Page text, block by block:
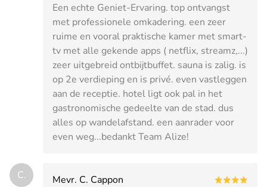
Een echte Geniet-Ervaring. top ontvangst
met professionele omkadering. een zeer
ruime en vooral praktische kamer met smart-
tv met alle gekende apps ( netflix, streamz,...)
zeer uitgebreid ontbijtbuffet. sauna is zalig. is
op 2e verdieping en is privé. even vastleggen
aan de receptie. hotel ligt ook pal in het
gastronomische gedeelte van de stad. dus
alles op wandelafstand. een aanrader voor
even weg...bedankt Team Alize!
C. Mevr. C. Cappon